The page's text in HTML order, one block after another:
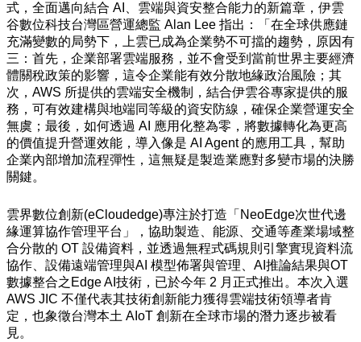
式，全面邁向結合 AI、雲端與資安整合能力的新篇章，伊雲
谷數位科技台灣區營運總監 Alan Lee 指出：「在全球供應鏈
充滿變數的局勢下，上雲已成為企業勢不可擋的趨勢，原因有
三：首先，企業部署雲端服務，並不會受到當前世界主要經濟
體關稅政策的影響，這令企業能有效分散地緣政治風險；其
次，AWS 所提供的雲端安全機制，結合伊雲谷專家提供的服
務，可有效建構與地端同等級的資安防線，確保企業營運安全
無虞；最後，如何透過 AI 應用化整為零，將數據轉化為更高
的價值提升營運效能，導入像是 AI Agent 的應用工具，幫助
企業內部增加流程彈性，這無疑是製造業應對多變市場的決勝
關鍵。
雲界數位創新(eCloudedge)專注於打造「NeoEdge次世代邊
緣運算協作管理平台」，協助製造、能源、交通等產業場域整
合分散的 OT 設備資料，並透過無程式碼規則引擎實現資料流
協作、設備遠端管理與AI 模型佈署與管理、AI推論結果與OT
數據整合之Edge AI技術，已於今年 2 月正式推出。本次入選
AWS JIC 不僅代表其技術創新能力獲得雲端技術領導者肯
定，也象徵台灣本土 AIoT 創新在全球市場的潛力逐步被看
見。